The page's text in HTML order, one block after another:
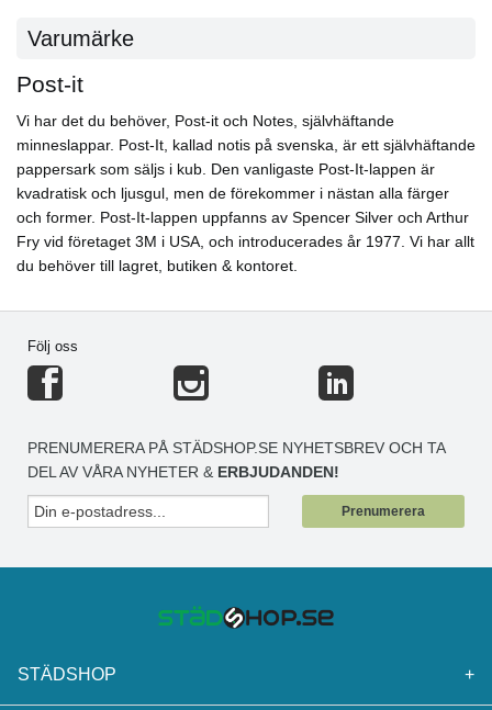
Varumärke
Post-it
Vi har det du behöver, Post-it och Notes, självhäftande
minneslappar. Post-It, kallad notis på svenska, är ett självhäftande
pappersark som säljs i kub. Den vanligaste Post-It-lappen är
kvadratisk och ljusgul, men de förekommer i nästan alla färger
och former. Post-It-lappen uppfanns av Spencer Silver och Arthur
Fry vid företaget 3M i USA, och introducerades år 1977. Vi har allt
du behöver till lagret, butiken & kontoret.
Följ oss
PRENUMERERA PÅ STÄDSHOP.SE NYHETSBREV OCH TA
DEL AV VÅRA NYHETER & ERBJUDANDEN!
Prenumerera
STÄDSHOP +